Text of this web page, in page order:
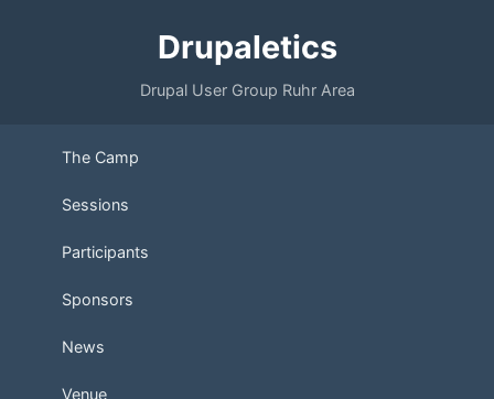
Drupaletics
Drupal User Group Ruhr Area
The Camp
Sessions
Participants
Sponsors
News
Venue